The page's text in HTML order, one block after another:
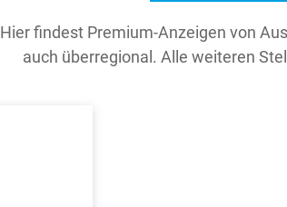
Hier findest Premium-Anzeigen von
auch überregional. Alle weiteren